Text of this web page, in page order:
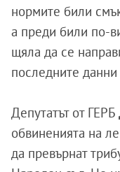
нормите били
а преди били по-
щяла да се
последните
Депутатът от ГЕРБ
обвиненията на
да превърнат